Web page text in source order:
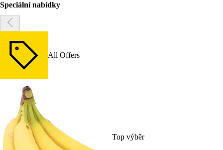
Speciální nabídky
All Offers
Top výběr